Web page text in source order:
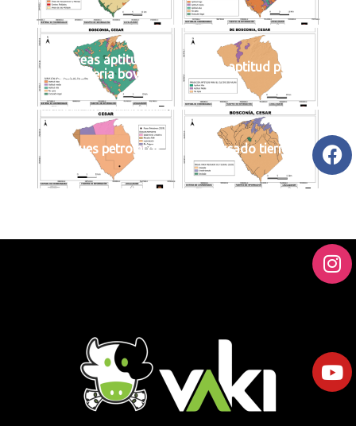
Areas aptitud
ganaderia bovina
Areas aptitud palma
Bloques petroleros Mercado tierras